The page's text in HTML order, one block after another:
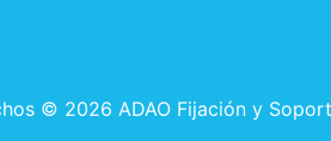
© 2026 ADAO Fijación y